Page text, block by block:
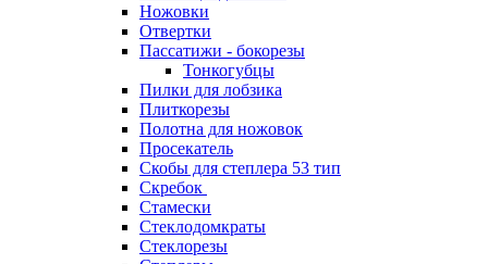
Ножовки
Отвертки
Пассатижи - бокорезы
Тонкогубцы
Пилки для лобзика
Плиткорезы
Полотна для ножовок
Просекатель
Скобы для степлера 53 тип
Скребок
Стамески
Стеклодомкраты
Стеклорезы